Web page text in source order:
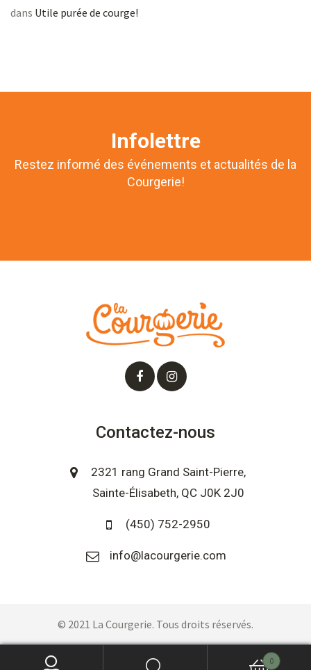
dans Utile purée de courge!
Infolettre
Restez informé des événements et actualités de la
Courgerie!
Contactez-nous
2321 rang Grand Saint-Pierre,
Sainte-Élisabeth, QC J0K 2J0
(450) 752-2950
info@lacourgerie.com
© 2021 La Courgerie. Tous droits réservés.
0